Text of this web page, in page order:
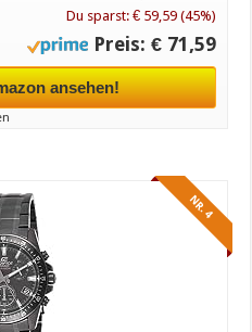
Du sparst: € 59,59 (45%)
Preis: € 71,59
ansehen!
NR. 4